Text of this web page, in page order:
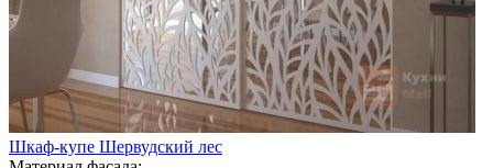
Шкаф-купе Шервудский лес